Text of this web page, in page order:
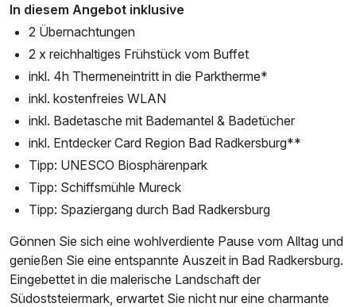
In diesem Angebot inklusive
2 Übernachtungen
2 x reichhaltiges Frühstück vom Buffet
inkl. 4h Thermeneintritt in die Parktherme*
inkl. kostenfreies WLAN
inkl. Badetasche mit Bademantel & Badetücher
inkl. Entdecker Card Region Bad Radkersburg**
Tipp: UNESCO Biosphärenpark
Tipp: Schiffsmühle Mureck
Tipp: Spaziergang durch Bad Radkersburg
Gönnen Sie sich eine wohlverdiente Pause vom Alltag und
genießen Sie eine entspannte Auszeit in Bad Radkersburg.
Eingebettet in die malerische Landschaft der
Südoststeiermark, erwartet Sie nicht nur eine charmante